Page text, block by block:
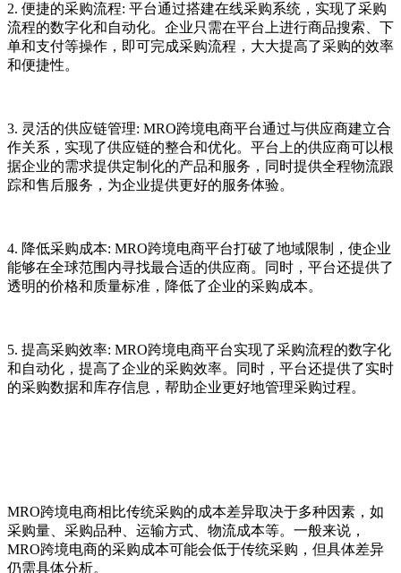
2. 便捷的采购流程: 平台通过搭建在线采购系统，实现了采购
流程的数字化和自动化。企业只需在平台上进行商品搜索、下
单和支付等操作，即可完成采购流程，大大提高了采购的效率
和便捷性。
3. 灵活的供应链管理: MRO跨境电商平台通过与供应商建立合
作关系，实现了供应链的整合和优化。平台上的供应商可以根
据企业的需求提供定制化的产品和服务，同时提供全程物流跟
踪和售后服务，为企业提供更好的服务体验。
4. 降低采购成本: MRO跨境电商平台打破了地域限制，使企业
能够在全球范围内寻找最合适的供应商。同时，平台还提供了
透明的价格和质量标准，降低了企业的采购成本。
5. 提高采购效率: MRO跨境电商平台实现了采购流程的数字化
和自动化，提高了企业的采购效率。同时，平台还提供了实时
的采购数据和库存信息，帮助企业更好地管理采购过程。
MRO跨境电商相比传统采购的成本差异取决于多种因素，如
采购量、采购品种、运输方式、物流成本等。一般来说，
MRO跨境电商的采购成本可能会低于传统采购，但具体差异
仍需具体分析。